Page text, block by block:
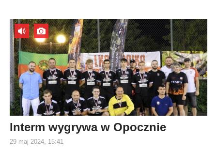
Interm wygrywa w Opocznie
29 maj 2024, 15:41